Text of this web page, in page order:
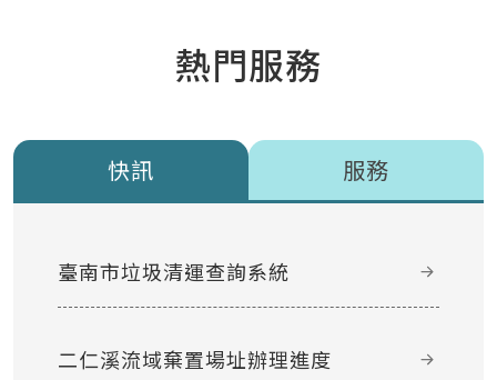
熱門服務
快訊 服務
臺南市垃圾清運查詢系統
二仁溪流域棄置場址辦理進度